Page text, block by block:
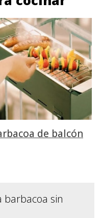
de balcón
barbacoa sin